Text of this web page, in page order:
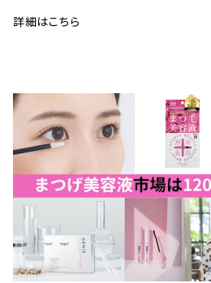
詳細はこちら